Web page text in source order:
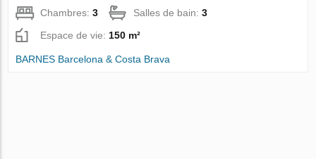
Chambres:3 Salles de bain:3
Espace de vie: 150 m²
BARNES Barcelona & Costa Brava